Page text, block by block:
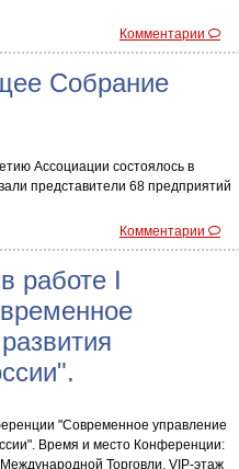
Комментарии
Собрание
Ассоциации состоялось в
представители 68 предприятий
Комментарии
работе I
"Современное управление
Время и место Конференции:
Торговли, VIP-этаж